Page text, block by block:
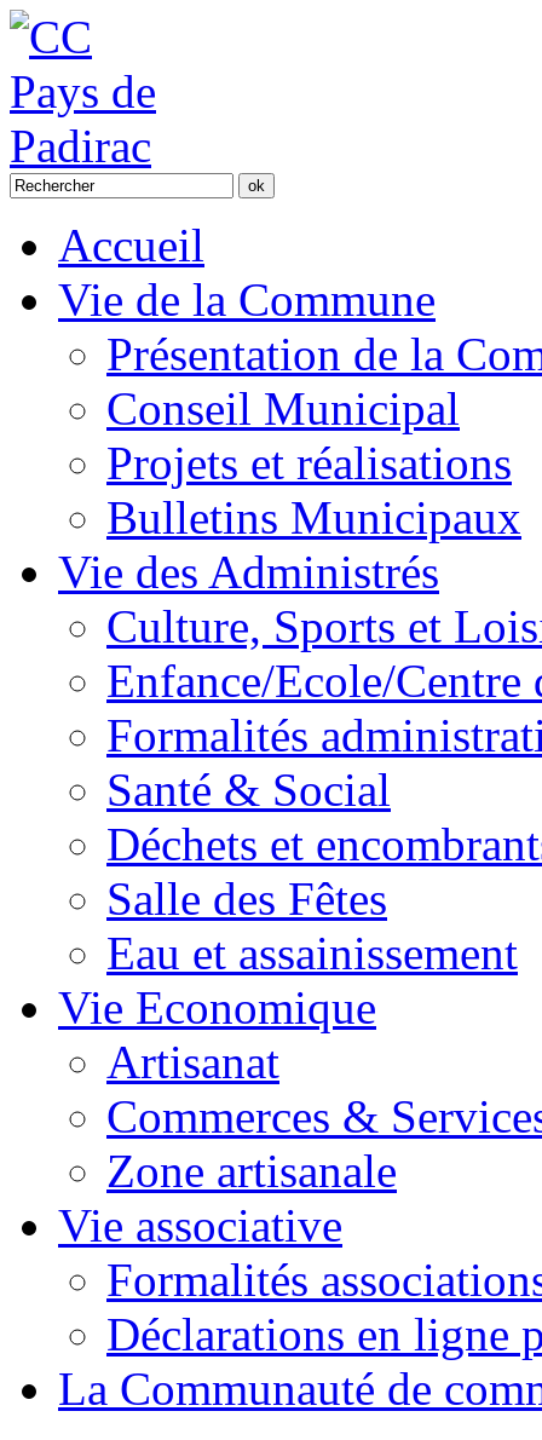
Accueil
Vie de la Commune
Présentation de la
Conseil Municipal
Projets et réalisations
Bulletins Municipaux
Vie des Administrés
Culture, Sports et
Enfance/Ecole/Centre
Formalités
Santé & Social
Déchets et
Salle des Fêtes
Eau et assainissement
Vie Economique
Artisanat
Commerces &
Zone artisanale
Vie associative
Formalités
Déclarations en ligne
La Communauté de